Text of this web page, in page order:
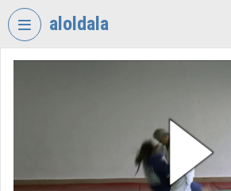
Fejléc kihagyása
aloldala
Intézményi kezdőlap